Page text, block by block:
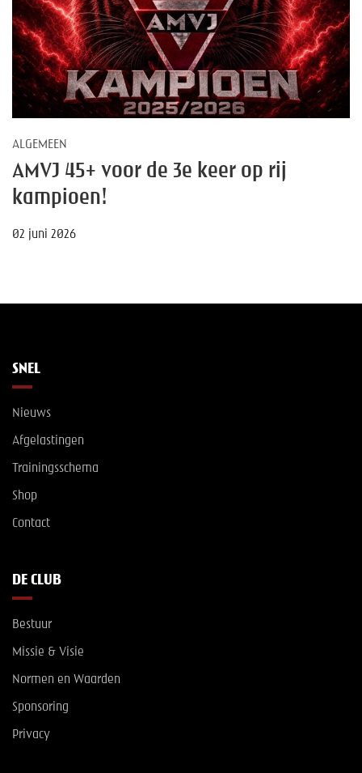
ALGEMEEN
AMVJ 45+ voor de 3e keer op rij
kampioen!
02 juni 2026
SNEL
Nieuws
Afgelastingen
Trainingsschema
Shop
Contact
DE CLUB
Bestuur
Missie & Visie
Normen en Waarden
Sponsoring
Privacy